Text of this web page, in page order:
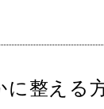
に整える